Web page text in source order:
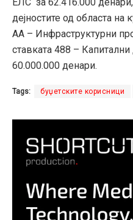
дејностите од областа на
АА – Инфраструктурни
ставката 488 –
60.000.000 денари.
Tags: буџетските корисници